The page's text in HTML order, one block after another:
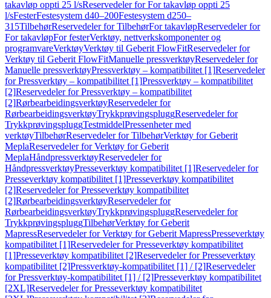
takavløp oppti 25 l/sReservedeler for For takavløp oppti 25
l/sFesterFestesystem d40–200Festesystem d250–
315TilbehørReservedeler for TilbehørFor takavløpReservedeler for
For takavløpFor festerVerktøy, nettverkskomponenter og
programvareVerktøyVerktøy til Geberit FlowFitReservedeler for
Verktøy til Geberit FlowFitManuelle pressverktøyReservedeler for
Manuelle pressverktøyPressverktøy – kompatibilitet [1]Reservedeler
for Pressverktøy – kompatibilitet [1]Pressverktøy – kompatibilitet
[2]Reservedeler for Pressverktøy – kompatibilitet
[2]RørbearbeidingsverktøyReservedeler for
RørbearbeidingsverktøyTrykkprøvingspluggReservedeler for
TrykkprøvingspluggTestmiddelPressenheter med
verktøyTilbehørReservedeler for TilbehørVerktøy for Geberit
MeplaReservedeler for Verktøy for Geberit
MeplaHåndpressverktøyReservedeler for
HåndpressverktøyPresseverktøy kompatibilitet [1]Reservedeler for
Presseverktøy kompatibilitet [1]Presseverktøy kompatibilitet
[2]Reservedeler for Presseverktøy kompatibilitet
[2]RørbearbeidingsverktøyReservedeler for
RørbearbeidingsverktøyTrykkprøvingspluggReservedeler for
TrykkprøvingspluggTilbehørVerktøy for Geberit
MapressReservedeler for Verktøy for Geberit MapressPresseverktøy
kompatibilitet [1]Reservedeler for Presseverktøy kompatibilitet
[1]Presseverktøy kompatibilitet [2]Reservedeler for Presseverktøy
kompatibilitet [2]Pressverktøy-kompatibilitet [1] / [2]Reservedeler
for Pressverktøy-kompatibilitet [1] / [2]Presseverktøy kompatibilitet
[2XL]Reservedeler for Presseverktøy kompatibilitet